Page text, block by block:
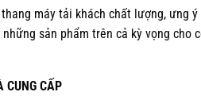
máy tải khách chất lượng, ưng
sản phẩm trên cả kỳ vọng cho
CUNG CẤP